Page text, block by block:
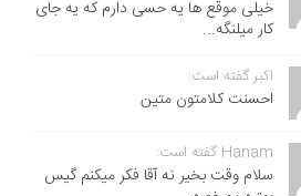
خیلی موقع ها یه حسی دارم که یه جای
کار میلنگه...
اکبر گفته است:
احسنت ‌کلامتون متین
Hanam گفته است:
سلام وقت بخیر نه آقا فکر میکنم گیس